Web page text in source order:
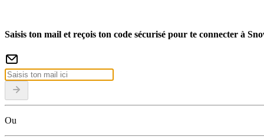
Saisis ton mail et reçois ton code sécurisé pour te connecter à
Ou